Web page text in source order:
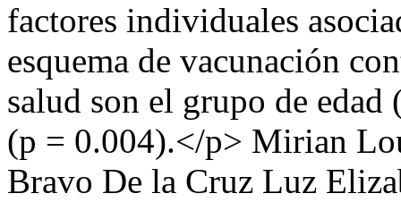
factores individuales
esquema de vacunación
salud son el grupo de
(p = 0.004).</p> Mirian
Bravo De la Cruz Luz